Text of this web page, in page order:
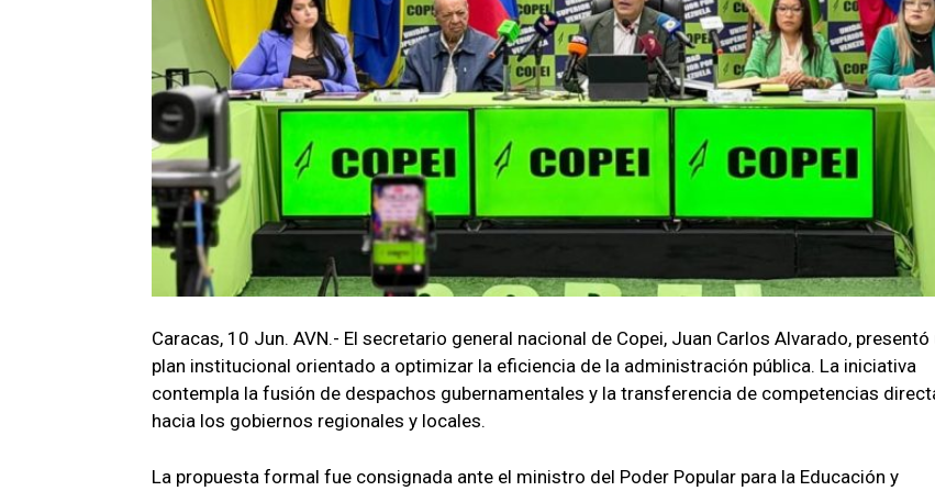
Caracas, 10 Jun. AVN.- El secretario general nacional de Copei, Juan Carlos Alvarado, presentó
plan institucional orientado a optimizar la eficiencia de la administración pública. La iniciativa
contempla la fusión de despachos gubernamentales y la transferencia de competencias
hacia los gobiernos regionales y locales.
La propuesta formal fue consignada ante el ministro del Poder Popular para la Educación y